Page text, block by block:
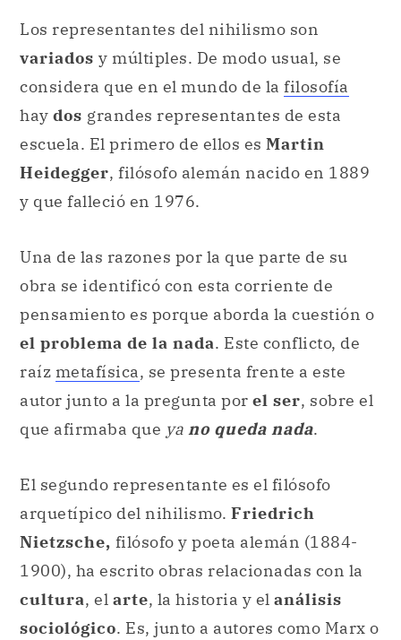
Los representantes del nihilismo son
variados y múltiples. De modo usual, se
considera que en el mundo de la filosofía
hay dos grandes representantes de esta
escuela. El primero de ellos es Martin
Heidegger, filósofo alemán nacido en 1889
y que falleció en 1976.
Una de las razones por la que parte de su
obra se identificó con esta corriente de
pensamiento es porque aborda la cuestión o
el problema de la nada. Este conflicto, de
raíz metafísica, se presenta frente a este
autor junto a la pregunta por el ser, sobre el
que afirmaba que ya no queda nada.
El segundo representante es el filósofo
arquetípico del nihilismo. Friedrich
Nietzsche, filósofo y poeta alemán (1884-
1900), ha escrito obras relacionadas con la
cultura, el arte, la historia y el análisis
sociológico. Es, junto a autores como Marx o